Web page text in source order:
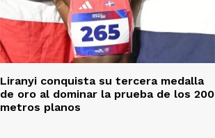
Liranyi conquista su tercera medalla
de oro al dominar la prueba de los 200
metros planos